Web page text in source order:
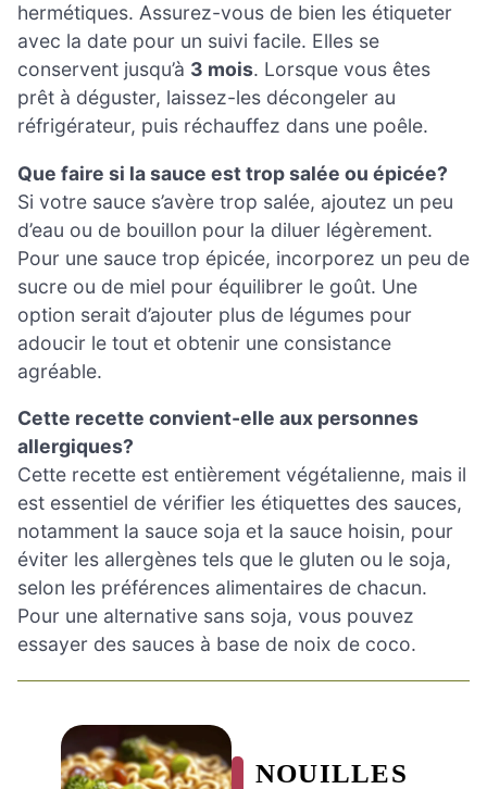
hermétiques. Assurez-vous de bien les étiqueter
avec la date pour un suivi facile. Elles se
conservent jusqu’à 3 mois. Lorsque vous êtes
prêt à déguster, laissez-les décongeler au
réfrigérateur, puis réchauffez dans une poêle.
Que faire si la sauce est trop salée ou épicée?
Si votre sauce s’avère trop salée, ajoutez un peu
d’eau ou de bouillon pour la diluer légèrement.
Pour une sauce trop épicée, incorporez un peu de
sucre ou de miel pour équilibrer le goût. Une
option serait d’ajouter plus de légumes pour
adoucir le tout et obtenir une consistance
agréable.
Cette recette convient-elle aux personnes
allergiques?
Cette recette est entièrement végétalienne, mais il
est essentiel de vérifier les étiquettes des sauces,
notamment la sauce soja et la sauce hoisin, pour
éviter les allergènes tels que le gluten ou le soja,
selon les préférences alimentaires de chacun.
Pour une alternative sans soja, vous pouvez
essayer des sauces à base de noix de coco.
NOUILLES